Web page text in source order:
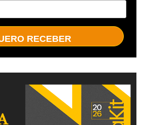
RECEBER